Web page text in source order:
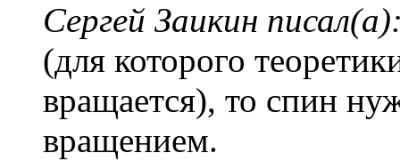
Сергей Заикин
(для которого
вращается), то спин
вращением.